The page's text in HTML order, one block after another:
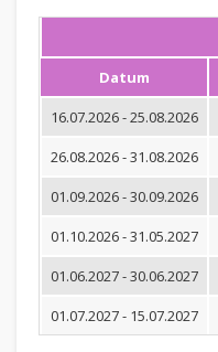
Datum
16.07.2026 - 25.08.2026
26.08.2026 - 31.08.2026
01.09.2026 - 30.09.2026
01.10.2026 - 31.05.2027
01.06.2027 - 30.06.2027
01.07.2027 - 15.07.2027